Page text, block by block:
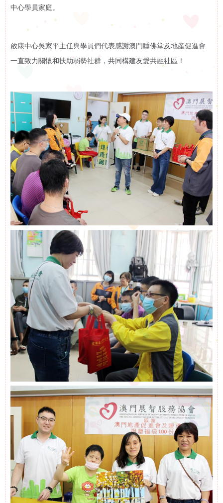
展
活動預告
影
片
集
屬
下
機
構
啟智學校
啟智早期訓練中心
啟能中心
啟康中心
心明治小食店
支
持
我
們
會
請
聯
絡
招聘信息
相關鏈接
聯絡我們
中心學員家庭。
啟康中心吳家平主任與學員們代表感謝澳門睡佛堂及地産促進會
一直致力關懷和扶助弱勢社群，共同構建友愛共融社區！